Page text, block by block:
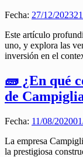
Fecha: 27/12/2023
Este artículo
uno, y explora las
inversión en el
🧱 ¿En qué
de
Fecha: 11/08/2020
La empresa
la prestigiosa